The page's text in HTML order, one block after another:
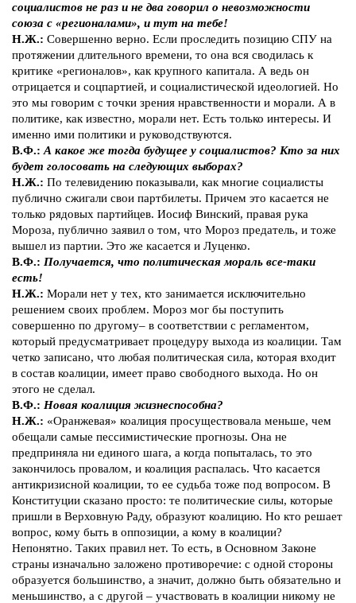
социалистов не раз и не два говорил о невозможности
союза с «регионалами», и тут на тебе!
Н.Ж.: Совершенно верно. Если проследить позицию СПУ на
протяжении длительного времени, то она вся сводилась к
критике «регионалов», как крупного капитала. А ведь он
отрицается и соцпартией, и социалистической идеологией. Но
это мы говорим с точки зрения нравственности и морали. А в
политике, как известно, морали нет. Есть только интересы. И
именно ими политики и руководствуются.
В.Ф.: А какое же тогда будущее у социалистов? Кто за них
будет голосовать на следующих выборах?
Н.Ж.: По телевидению показывали, как многие социалисты
публично сжигали свои партбилеты. Причем это касается не
только рядовых партийцев. Иосиф Винский, правая рука
Мороза, публично заявил о том, что Мороз предатель, и тоже
вышел из партии. Это же касается и Луценко.
В.Ф.: Получается, что политическая мораль все-таки
есть!
Н.Ж.: Морали нет у тех, кто занимается исключительно
решением своих проблем. Мороз мог бы поступить
совершенно по другому– в соответствии с регламентом,
который предусматривает процедуру выхода из коалиции. Там
четко записано, что любая политическая сила, которая входит
в состав коалиции, имеет право свободного выхода. Но он
этого не сделал.
В.Ф.: Новая коалиция жизнеспособна?
Н.Ж.: «Оранжевая» коалиция просуществовала меньше, чем
обещали самые пессимистические прогнозы. Она не
предприняла ни единого шага, а когда попыталась, то это
закончилось провалом, и коалиция распалась. Что касается
антикризисной коалиции, то ее судьба тоже под вопросом. В
Конституции сказано просто: те политические силы, которые
пришли в Верховную Раду, образуют коалицию. Но кто решает
вопрос, кому быть в оппозиции, а кому в коалиции?
Непонятно. Таких правил нет. То есть, в Основном Законе
страны изначально заложено противоречие: с одной стороны
образуется большинство, а значит, должно быть обязательно и
меньшинство, а с другой – участвовать в коалиции никому не